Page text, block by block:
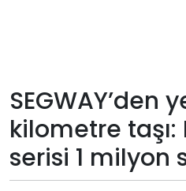
Giriş
Yap
SEGWAY’den
kilometre taşı:
serisi 1 milyon